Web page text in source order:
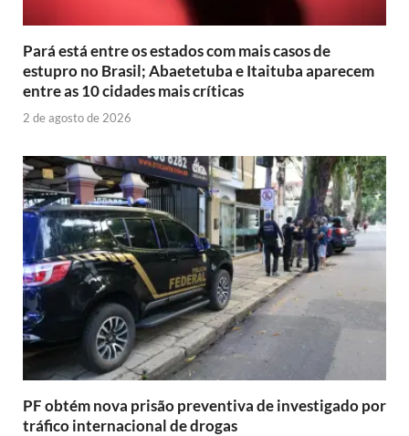
Pará está entre os estados com mais casos de
estupro no Brasil; Abaetetuba e Itaituba aparecem
entre as 10 cidades mais críticas
2 de agosto de 2026
PF obtém nova prisão preventiva de investigado por
tráfico internacional de drogas